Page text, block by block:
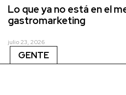
Lo que ya no está en el
gastromarketing
julio 23, 2026
GENTE